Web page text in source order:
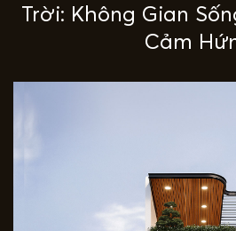
Trời: Không Gian
Cảm